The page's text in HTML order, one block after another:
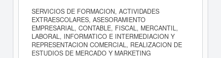
SERVICIOS DE FORMACION, ACTIVIDADES
EXTRAESCOLARES, ASESORAMIENTO
EMPRESARIAL, CONTABLE, FISCAL, MERCANTIL,
LABORAL, INFORMATICO E INTERMEDIACION Y
REPRESENTACION COMERCIAL, REALIZACION DE
ESTUDIOS DE MERCADO Y MARKETING